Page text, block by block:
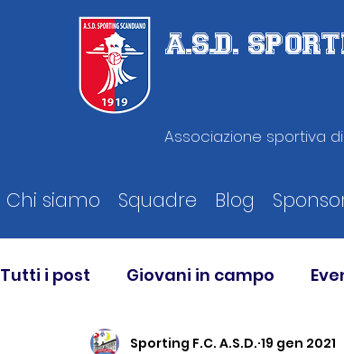
A.S.D.
Associazione sportiva
Chi siamo Squadre Blog
Tutti i post Giovani in campo
Sporting F.C. A.S.D. 19 gen 2021